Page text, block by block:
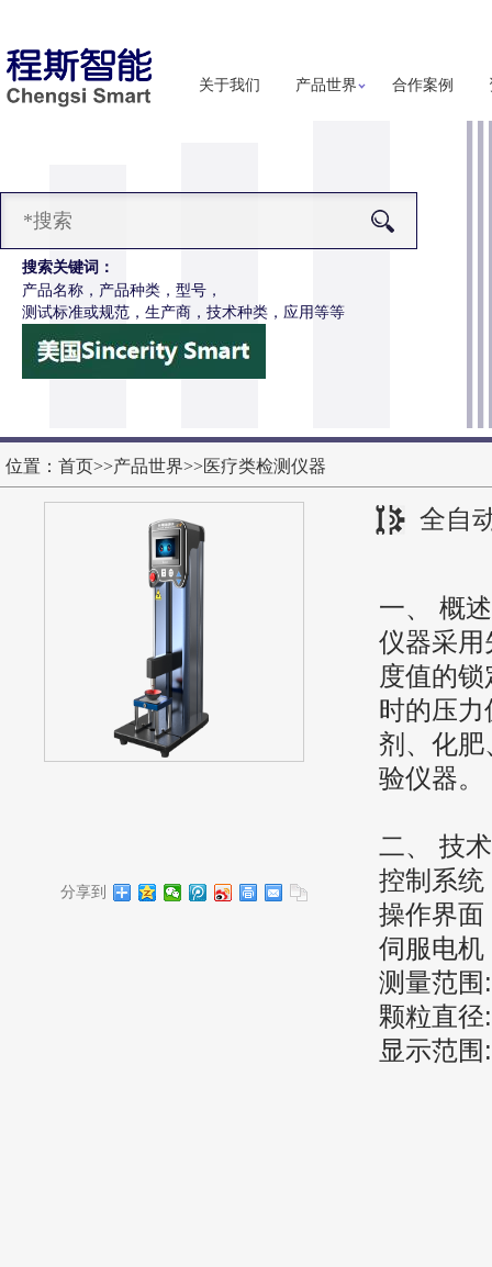
关于我们 产品世界 合作案例
搜索关键词：
产品名称，产品种类，型号，
测试标准或规范，生产商，技术种类，应用等等
电动轮椅车按键开关耐用性测试仪
位置： 首页>>产品世界>>医疗类检测仪器
全自
分享到
一、
概
仪器采用
度值的
时的压
剂、化肥
验仪器。
二、 技
控制系统
操作界面
伺服电机
测量范围 :
颗粒直径
显示范围